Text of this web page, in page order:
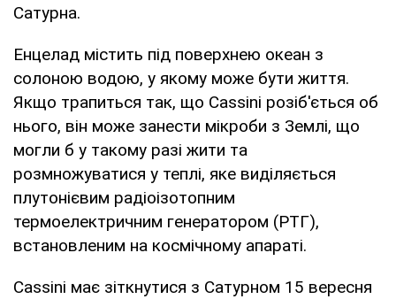
Сатурна.
Енцелад містить під поверхнею океан з
солоною водою, у якому може бути життя.
Якщо трапиться так, що Cassini розіб'ється об
нього, він може занести мікроби з Землі, що
могли б у такому разі жити та
розмножуватися у теплі, яке виділяється
плутонієвим радіоізотопним
термоелектричним генератором (РТГ),
встановленим на космічному апараті.
Cassini має зіткнутися з Сатурном 15 вересня